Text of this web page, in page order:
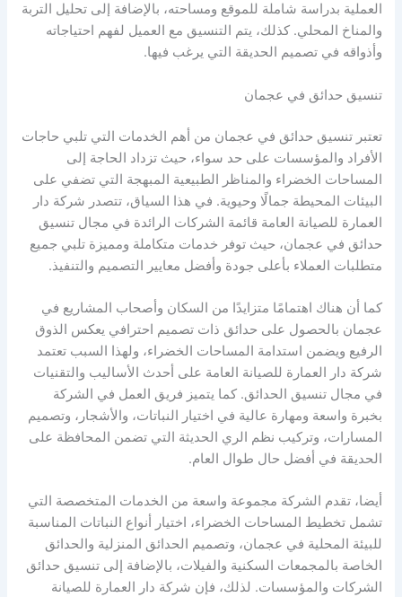
العملية بدراسة شاملة للموقع ومساحته، بالإضافة إلى تحليل التربة
والمناخ المحلي. كذلك، يتم التنسيق مع العميل لفهم احتياجاته
وأذواقه في تصميم الحديقة التي يرغب فيها.
تنسيق حدائق في عجمان
تعتبر تنسيق حدائق في عجمان من أهم الخدمات التي تلبي حاجات
الأفراد والمؤسسات على حد سواء، حيث تزداد الحاجة إلى
المساحات الخضراء والمناظر الطبيعية المبهجة التي تضفي على
البيئات المحيطة جمالًا وحيوية. في هذا السياق، تتصدر شركة دار
العمارة للصيانة العامة قائمة الشركات الرائدة في مجال تنسيق
حدائق في عجمان، حيث توفر خدمات متكاملة ومميزة تلبي جميع
متطلبات العملاء بأعلى جودة وأفضل معايير التصميم والتنفيذ.
كما أن هناك اهتمامًا متزايدًا من السكان وأصحاب المشاريع في
عجمان بالحصول على حدائق ذات تصميم احترافي يعكس الذوق
الرفيع ويضمن استدامة المساحات الخضراء، ولهذا السبب تعتمد
شركة دار العمارة للصيانة العامة على أحدث الأساليب والتقنيات
في مجال تنسيق الحدائق. كما يتميز فريق العمل في الشركة
بخبرة واسعة ومهارة عالية في اختيار النباتات، والأشجار، وتصميم
المسارات، وتركيب نظم الري الحديثة التي تضمن المحافظة على
الحديقة في أفضل حال طوال العام.
أيضا، تقدم الشركة مجموعة واسعة من الخدمات المتخصصة التي
تشمل تخطيط المساحات الخضراء، اختيار أنواع النباتات المناسبة
للبيئة المحلية في عجمان، وتصميم الحدائق المنزلية والحدائق
الخاصة بالمجمعات السكنية والفيلات، بالإضافة إلى تنسيق حدائق
الشركات والمؤسسات. لذلك، فإن شركة دار العمارة للصيانة